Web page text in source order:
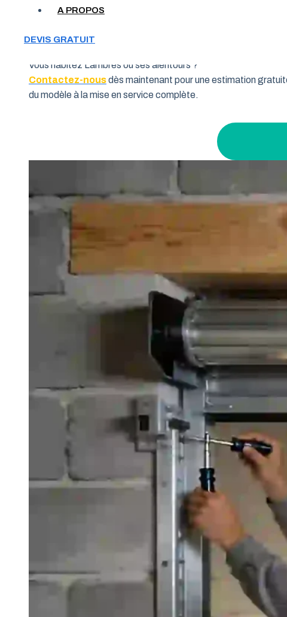
A PROPOS
DEVIS GRATUIT
Votre garage manque de place et vous cherchez une
pourquoi de nombreux habitants de la région Hauts-de-
Vous habitez Lambres ou ses alentours ?
Contactez-nousdès maintenant pour une estimation
du modèle à la mise en service complète.